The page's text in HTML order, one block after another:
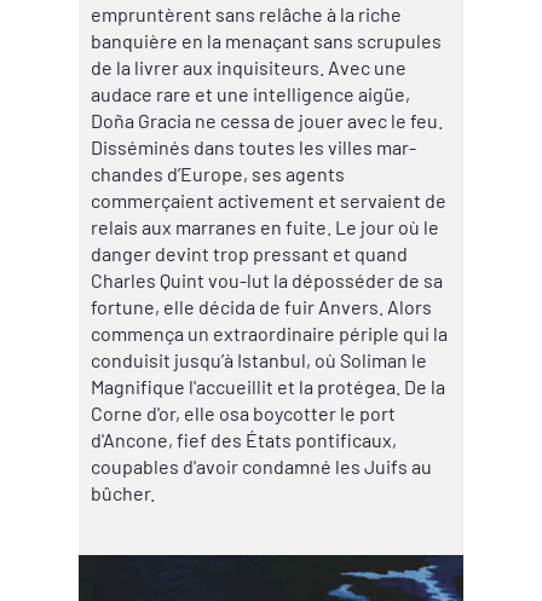
empruntèrent sans relâche à la riche
banquière en la menaçant sans scrupules
de la livrer aux inquisiteurs. Avec une
audace rare et une intelligence aigüe,
Doña Gracia ne cessa de jouer avec le feu.
Disséminés dans toutes les villes mar-
chandes d’Europe, ses agents
commerçaient activement et servaient de
relais aux marranes en fuite. Le jour où le
danger devint trop pressant et quand
Charles Quint vou-lut la déposséder de sa
fortune, elle décida de fuir Anvers. Alors
commença un extraordinaire périple qui la
conduisit jusqu’à Istanbul, où Soliman le
Magnifique l'accueillit et la protégea. De la
Corne d'or, elle osa boycotter le port
d'Ancone, fief des États pontificaux,
coupables d'avoir condamné les Juifs au
bûcher.